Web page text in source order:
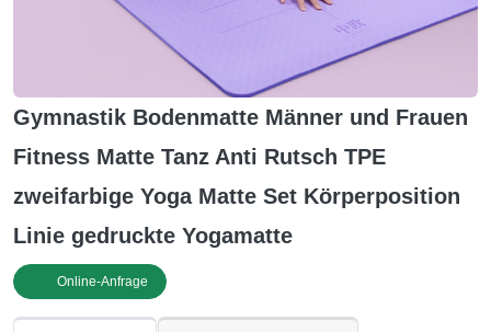
Gymnastik Bodenmatte Männer und Frauen
Fitness Matte Tanz Anti Rutsch TPE
zweifarbige Yoga Matte Set Körperposition
Linie gedruckte Yogamatte
Online-Anfrage